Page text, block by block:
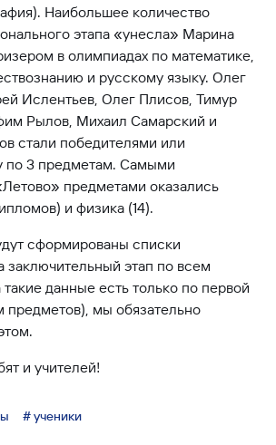
Наибольшее количество
этапа «унесла» Марина
в олимпиадах по математике,
и русскому языку. Олег
Ислентьев, Олег Плисов, Тимур
Рылов, Михаил Самарский и
стали победителями или
по 3 предметам. Самыми
предметами оказались
и физика (14).
сформированы списки
заключительный этап по всем
данные есть только по первой
предметов), мы обязательно
и учителей!
# ученики